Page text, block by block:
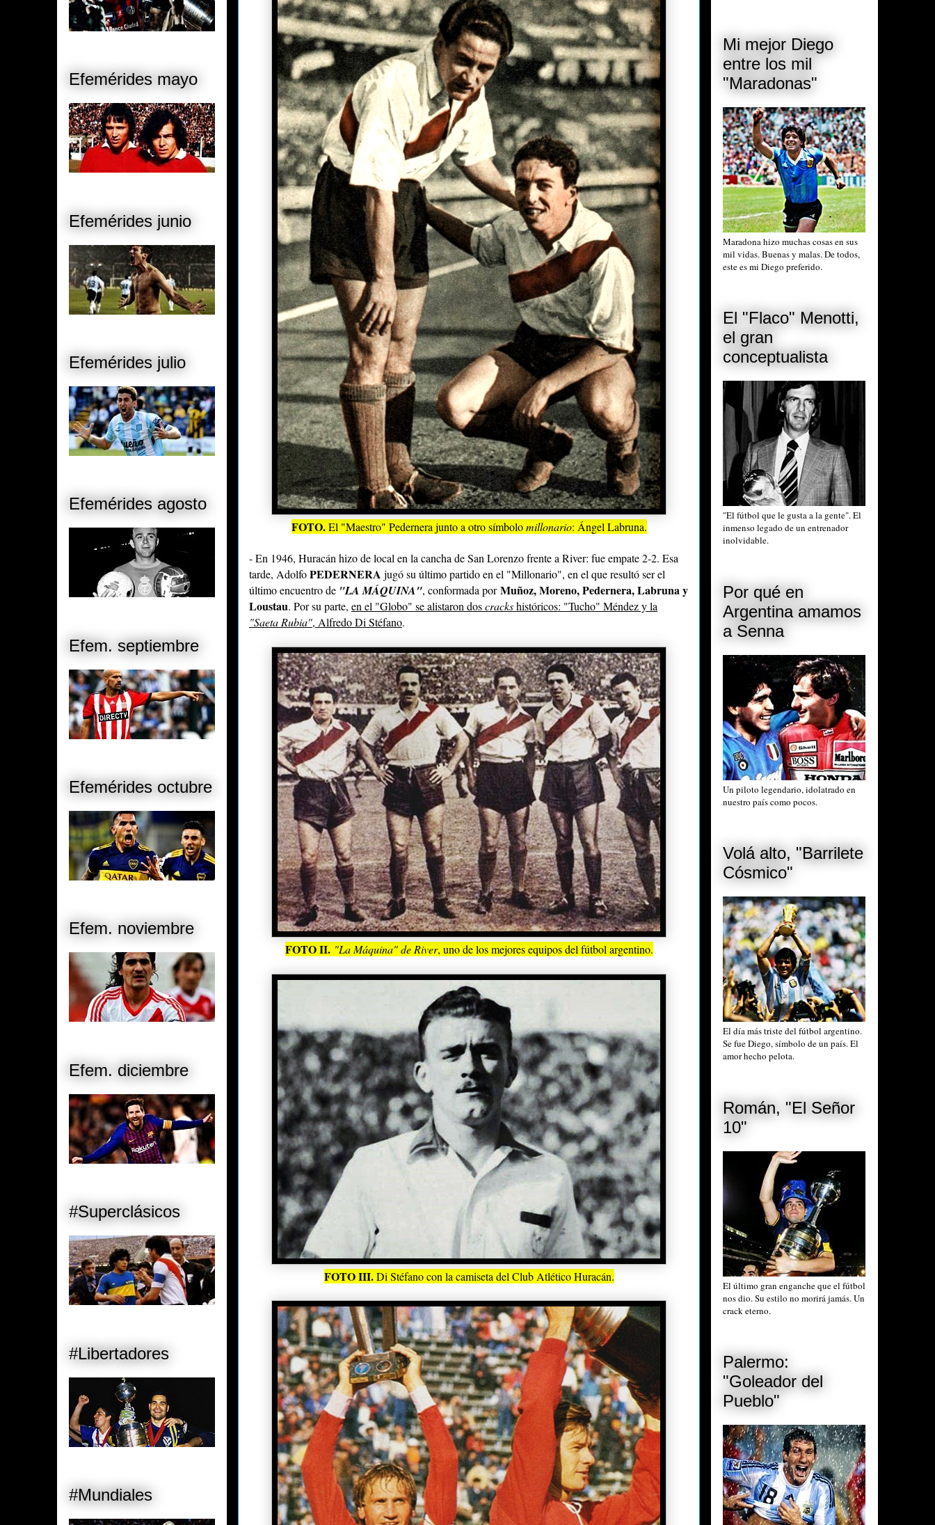
FOTO.El "Maestro" Pedernera junto a otro símbolomillonario: Ángel Labruna.
- En 1946, Huracán hizo de local en la cancha de San Lorenzo frente a River: fue empate 2-2. Esa
tarde, AdolfoPEDERNERA jugó su último partido en el "Millonario", en el que resultó ser el
último encuentro de "LA MÁQUINA", conformada porMuñoz, Moreno, Pedernera, Labruna y
Loustau. Por su parte, en el "Globo" se alistaron doscrackshistóricos: "Tucho" Méndez y la
"Saeta Rubia", Alfredo Di Stéfano.
FOTO II. "La Máquina" de River, uno de los mejores equipos del fútbol argentino.
FOTO III.Di Stéfano con la camiseta del Club Atlético Huracán.
Efemérides mayo
Efemérides junio
Efemérides julio
Efemérides agosto
Efem. septiembre
Efemérides octubre
Efem. noviembre
Efem. diciembre
#Superclásicos
#Libertadores
#Mundiales
Mi mejor Diego
entre los mil
"Maradonas"
Maradona hizo muchas cosas en sus
mil vidas. Buenas y malas. De todos,
este es mi Diego preferido.
El "Flaco" Menotti,
el gran
conceptualista
"El fútbol que le gusta a la gente". El
inmenso legado de un entrenador
inolvidable.
Por qué en
Argentina amamos
a Senna
Un piloto legendario, idolatrado en
nuestro país como pocos.
Volá alto, "Barrilete
Cósmico"
El día más triste del fútbol argentino.
Se fue Diego, símbolo de un país. El
amor hecho pelota.
Román, "El Señor
10"
El último gran enganche que el fútbol
nos dio. Su estilo no morirá jamás. Un
crack eterno.
Palermo:
"Goleador del
Pueblo"